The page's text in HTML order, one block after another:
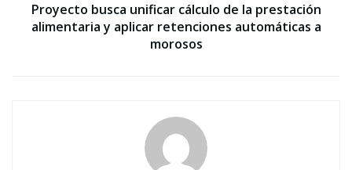
Proyecto busca unificar cálculo de la prestación
alimentaria y aplicar retenciones automáticas a
morosos